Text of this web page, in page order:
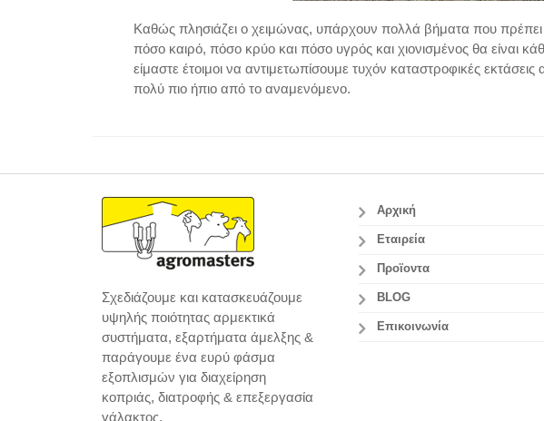
Καθώς πλησιάζει ο χειμώνας, υπάρχουν πολλά βήματα που πρέπει
πόσο καιρό, πόσο κρύο και πόσο υγρός και χιονισμένος θα είναι
είμαστε έτοιμοι να αντιμετωπίσουμε τυχόν καταστροφικές
πολύ πιο ήπιο από το αναμενόμενο.
Σχεδιάζουμε και κατασκευάζουμε
υψηλής ποιότητας αρμεκτικά
συστήματα, εξαρτήματα άμελξης &
παράγουμε ένα ευρύ φάσμα
εξοπλισμών για διαχείρηση
κοπριάς, διατροφής & επεξεργασία
γάλακτος.
Αρχική
Εταιρεία
Προϊοντα
BLOG
Επικοινωνία